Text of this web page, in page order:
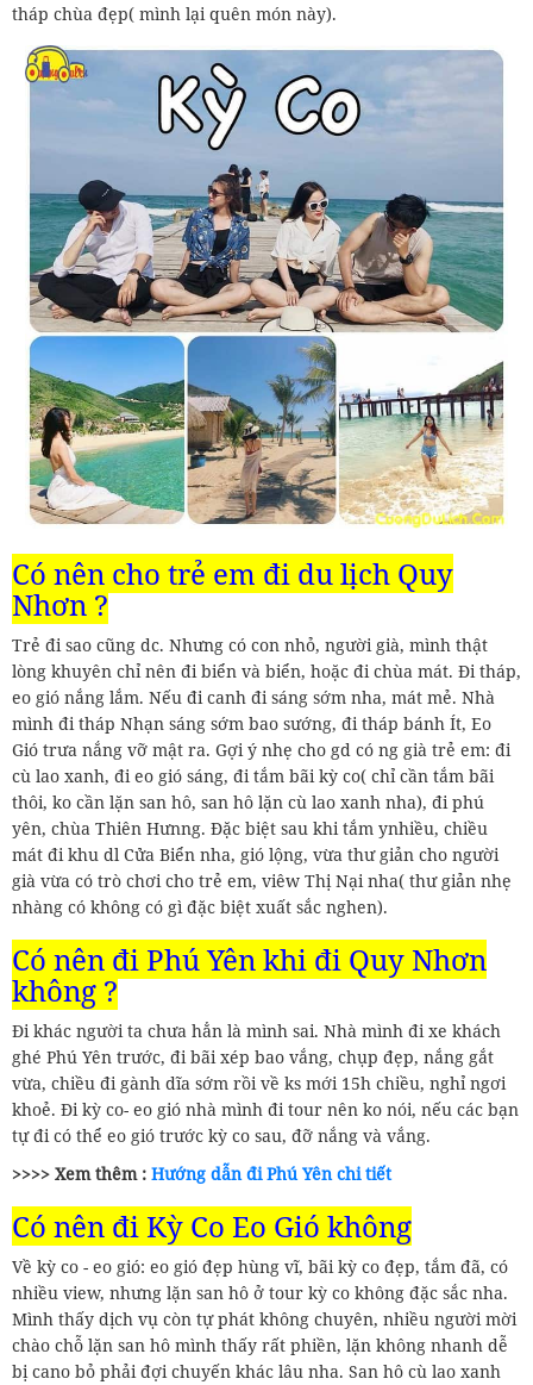
tháp chùa đẹp( mình lại quên món này).
Có nên cho trẻ em đi du lịch Quy
Nhơn ?
Trẻ đi sao cũng dc. Nhưng có con nhỏ, người già, mình thật
lòng khuyên chỉ nên đi biển và biển, hoặc đi chùa mát. Đi tháp,
eo gió nắng lắm. Nếu đi canh đi sáng sớm nha, mát mẻ. Nhà
mình đi tháp Nhạn sáng sớm bao sướng, đi tháp bánh Ít, Eo
Gió trưa nắng vỡ mật ra. Gợi ý nhẹ cho gd có ng già trẻ em: đi
cù lao xanh, đi eo gió sáng, đi tắm bãi kỳ co( chỉ cần tắm bãi
thôi, ko cần lặn san hô, san hô lặn cù lao xanh nha), đi phú
yên, chùa Thiên Hưnng. Đặc biệt sau khi tắm ynhiều, chiều
mát đi khu dl Cửa Biển nha, gió lộng, vừa thư giản cho người
già vừa có trò chơi cho trẻ em, viêw Thị Nại nha( thư giản nhẹ
nhàng có không có gì đặc biệt xuất sắc nghen).
Có nên đi Phú Yên khi đi Quy Nhơn
không ?
Đi khác người ta chưa hẳn là mình sai. Nhà mình đi xe khách
ghé Phú Yên trước, đi bãi xép bao vắng, chụp đẹp, nắng gắt
vừa, chiều đi gành dĩa sớm rồi về ks mới 15h chiều, nghỉ ngơi
khoẻ. Đi kỳ co- eo gió nhà mình đi tour nên ko nói, nếu các bạn
tự đi có thể eo gió trước kỳ co sau, đỡ nắng và vắng.
>>>> Xem thêm : Hướng dẫn đi Phú Yên chi tiết
Có nên đi Kỳ Co Eo Gió không
Về kỳ co - eo gió: eo gió đẹp hùng vĩ, bãi kỳ co đẹp, tắm đã, có
nhiều view, nhưng lặn san hô ở tour kỳ co không đặc sắc nha.
Mình thấy dịch vụ còn tự phát không chuyên, nhiều người mời
chào chỗ lặn san hô mình thấy rất phiền, lặn không nhanh dễ
bị cano bỏ phải đợi chuyến khác lâu nha. San hô cù lao xanh